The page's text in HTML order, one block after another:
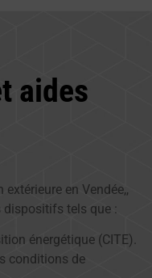
aides
en Vendée,,
dispositifs tels que :
énergétique (CITE).
conditions de